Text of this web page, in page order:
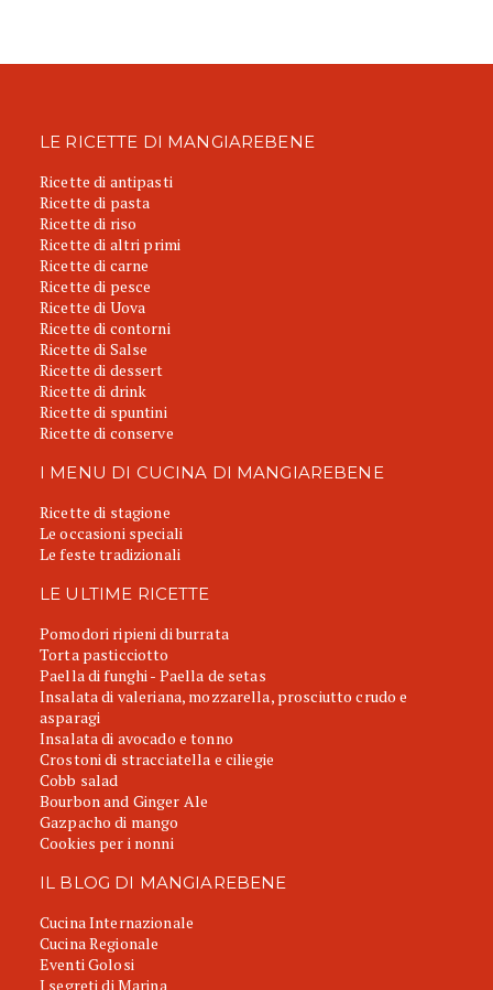
LE RICETTE DI MANGIAREBENE
Ricette di antipasti
Ricette di pasta
Ricette di riso
Ricette di altri primi
Ricette di carne
Ricette di pesce
Ricette di Uova
Ricette di contorni
Ricette di Salse
Ricette di dessert
Ricette di drink
Ricette di spuntini
Ricette di conserve
I MENU DI CUCINA DI MANGIAREBENE
Ricette di stagione
Le occasioni speciali
Le feste tradizionali
LE ULTIME RICETTE
Pomodori ripieni di burrata
Torta pasticciotto
Paella di funghi - Paella de setas
Insalata di valeriana, mozzarella, prosciutto crudo e
asparagi
Insalata di avocado e tonno
Crostoni di stracciatella e ciliegie
Cobb salad
Bourbon and Ginger Ale
Gazpacho di mango
Cookies per i nonni
IL BLOG DI MANGIAREBENE
Cucina Internazionale
Cucina Regionale
Eventi Golosi
I segreti di Marina